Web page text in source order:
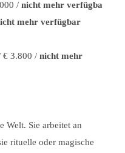
/ nicht mehr verfügbar
mehr verfügbar
€ 3.800 / nicht mehr
Welt. Sie arbeitet an
rituelle oder magische